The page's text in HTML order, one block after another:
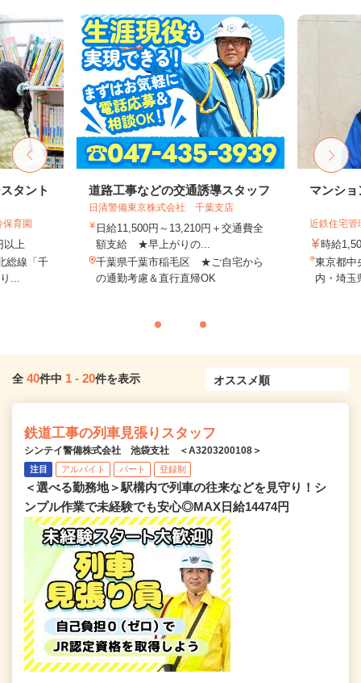
タント
育園
以上
総線「千
...
道路工事などの交通誘導スタッフ
日清警備東京株式会社 千葉支店
日給11,500円～13,210円＋交通費全
額支給 ★早上がりの...
千葉県千葉市稲毛区 ★ご自宅から
の通勤考慮＆直行直帰OK
マンシ
近鉄住宅
時給
東京都中
内・埼玉
全 40件中 1 - 20件を表示
鉄道工事の列車見張りスタッフ
シンテイ警備株式会社 池袋支社 ＜A3203200108＞
注目 アルバイト パート 登録制
＜選べる勤務地＞駅構内で列車の往来などを見守り！シ
ンプル作業で未経験でも安心◎MAX日給14474円